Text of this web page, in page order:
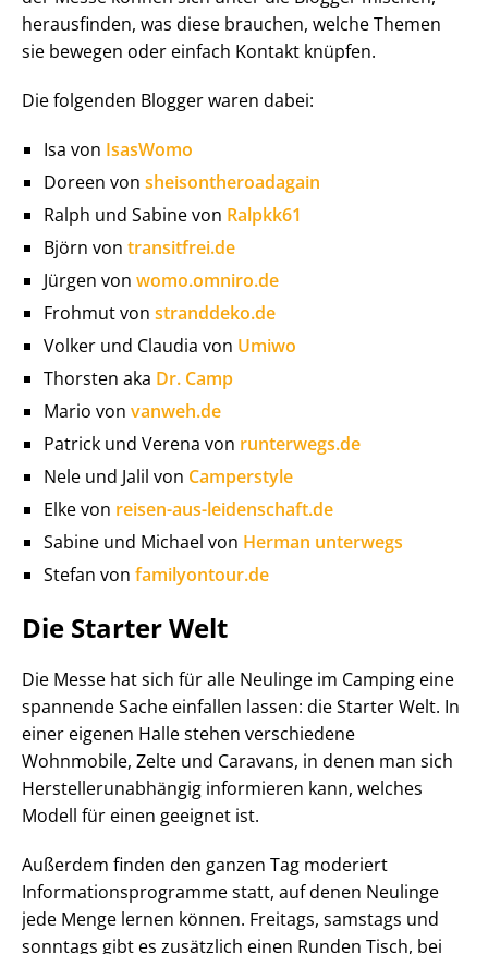
herausfinden, was diese brauchen, welche Themen
sie bewegen oder einfach Kontakt knüpfen.
Die folgenden Blogger waren dabei:
Isa von IsasWomo
Doreen von sheisontheroadagain
Ralph und Sabine von Ralpkk61
Björn von transitfrei.de
Jürgen von womo.omniro.de
Frohmut von stranddeko.de
Volker und Claudia von Umiwo
Thorsten aka Dr. Camp
Mario von vanweh.de
Patrick und Verena von runterwegs.de
Nele und Jalil von Camperstyle
Elke von reisen-aus-leidenschaft.de
Sabine und Michael von Herman unterwegs
Stefan von familyontour.de
Die Starter Welt
Die Messe hat sich für alle Neulinge im Camping eine
spannende Sache einfallen lassen: die Starter Welt. In
einer eigenen Halle stehen verschiedene
Wohnmobile, Zelte und Caravans, in denen man sich
Herstellerunabhängig informieren kann, welches
Modell für einen geeignet ist.
Außerdem finden den ganzen Tag moderiert
Informationsprogramme statt, auf denen Neulinge
jede Menge lernen können. Freitags, samstags und
sonntags gibt es zusätzlich einen Runden Tisch, bei